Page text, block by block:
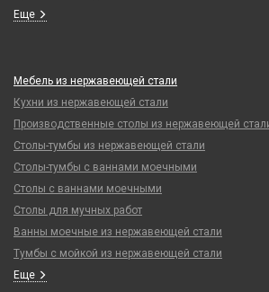
Еще
Мебель из нержавеющей стали
Кухни из нержавеющей стали
Производственные столы из нержавеющей
Столы-тумбы из нержавеющей стали
Столы-тумбы с ваннами моечными
Столы с ваннами моечными
Столы для мучных работ
Ванны моечные из нержавеющей стали
Тумбы с мойкой из нержавеющей стали
Еще